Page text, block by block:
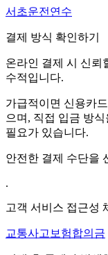
서초운전연수
결제 방식 확인하기
온라인 결제 시 신뢰
수적입니다.
가급적이면 신용카
으며, 직접 입금 방
필요가 있습니다.
안전한 결제 수단을
.
고객 서비스 접근성
교통사고보험합의금